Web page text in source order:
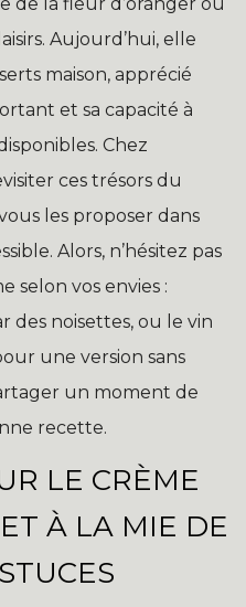
Aujourd’hui, elle
maison, apprécié
et sa capacité à
Chez
ces trésors du
les proposer dans
Alors, n’hésitez pas
selon vos envies :
des noisettes, ou le vin
une version sans
un moment de
recette.
LE CRÈME
À LA MIE DE